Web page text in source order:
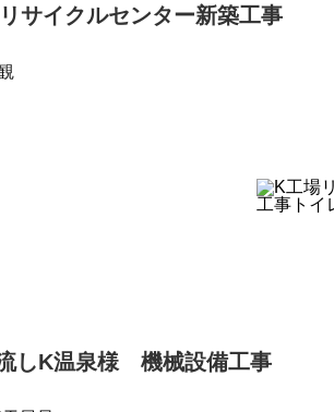
サイクルセンター新築工事
しK温泉様 機械設備工事